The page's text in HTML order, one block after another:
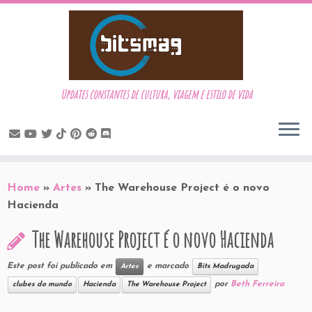
to
content
Updates constantes de cultura, viagem e estilo de vida
Home » Artes » The Warehouse Project é o novo
Hacienda
The Warehouse Project é o novo Hacienda
Este post foi publicado em Artes e marcado Bits Madrugada
clubes do mundo Hacienda The Warehouse Project por Beth Ferreira